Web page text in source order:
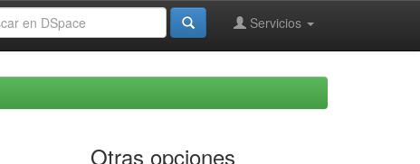
Servicios
Otras opciones